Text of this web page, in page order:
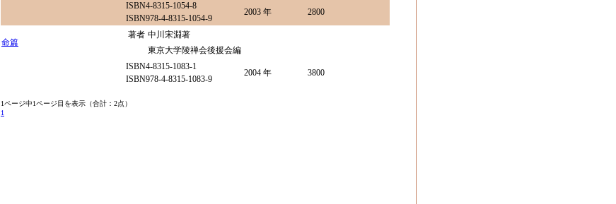
ISBN4-8315-1054-8
ISBN978-4-8315-1054-9
2003 年 2800
命篇
著者 中川宋淵著
東京大学陵禅会後援会編
ISBN4-8315-1083-1
ISBN978-4-8315-1083-9
2004 年 3800
1ページ中1ページ目を表示（合計：2点）
1